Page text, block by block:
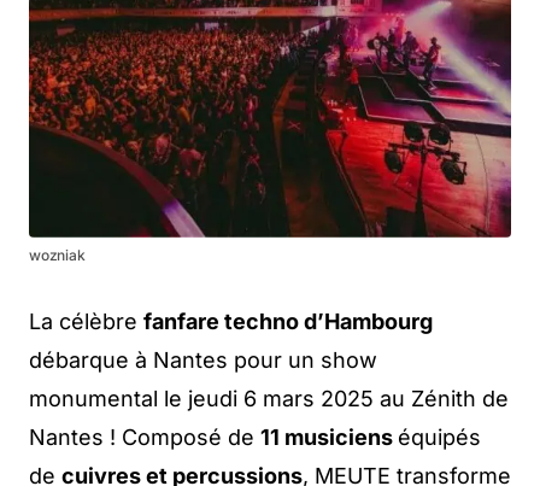
wozniak
La célèbre fanfare techno d’Hambourg
débarque à Nantes pour un show
monumental le jeudi 6 mars 2025 au Zénith de
Nantes ! Composé de 11 musiciens équipés
de cuivres et percussions, MEUTE transforme